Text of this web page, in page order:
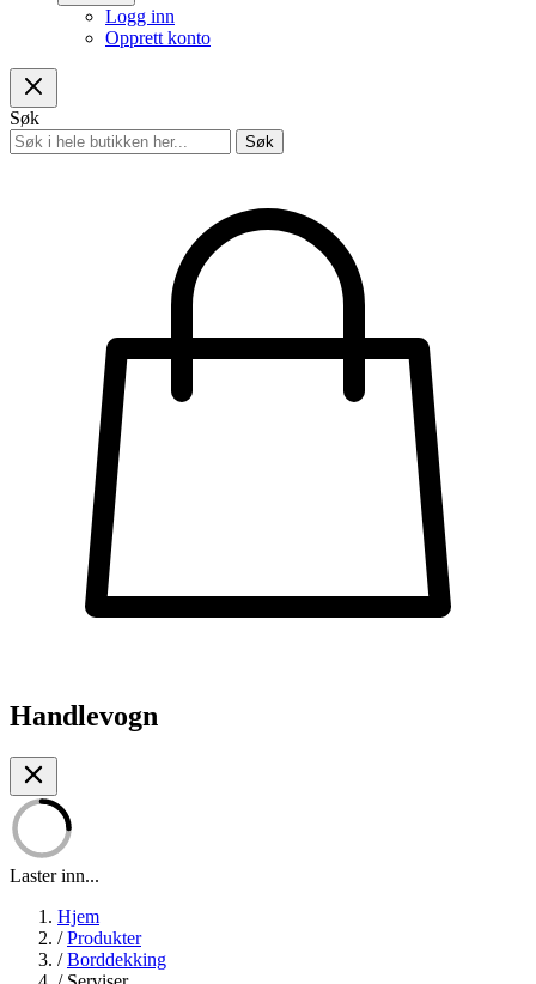
Logg inn
Opprett konto
Søk
Søk
Handlevogn
Laster inn...
Hjem
/ Produkter
/ Borddekking